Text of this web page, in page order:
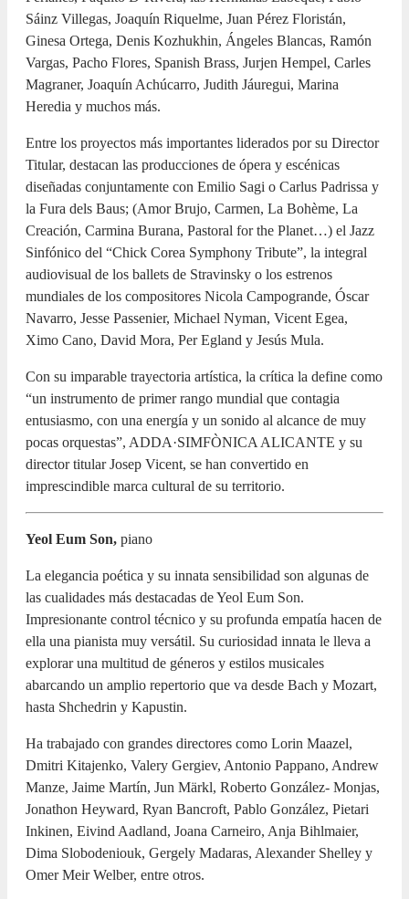
Sáinz Villegas, Joaquín Riquelme, Juan Pérez Floristán,
Ginesa Ortega, Denis Kozhukhin, Ángeles Blancas, Ramón
Vargas, Pacho Flores, Spanish Brass, Jurjen Hempel, Carles
Magraner, Joaquín Achúcarro, Judith Jáuregui, Marina
Heredia y muchos más.
Entre los proyectos más importantes liderados por su Director
Titular, destacan las producciones de ópera y escénicas
diseñadas conjuntamente con Emilio Sagi o Carlus Padrissa y
la Fura dels Baus; (Amor Brujo, Carmen, La Bohème, La
Creación, Carmina Burana, Pastoral for the Planet…) el Jazz
Sinfónico del “Chick Corea Symphony Tribute”, la integral
audiovisual de los ballets de Stravinsky o los estrenos
mundiales de los compositores Nicola Campogrande, Óscar
Navarro, Jesse Passenier, Michael Nyman, Vicent Egea,
Ximo Cano, David Mora, Per Egland y Jesús Mula.
Con su imparable trayectoria artística, la crítica la define como
“un instrumento de primer rango mundial que contagia
entusiasmo, con una energía y un sonido al alcance de muy
pocas orquestas”, ADDA·SIMFÒNICA ALICANTE y su
director titular Josep Vicent, se han convertido en
imprescindible marca cultural de su territorio.
Yeol Eum Son, piano
La elegancia poética y su innata sensibilidad son algunas de
las cualidades más destacadas de Yeol Eum Son.
Impresionante control técnico y su profunda empatía hacen de
ella una pianista muy versátil. Su curiosidad innata le lleva a
explorar una multitud de géneros y estilos musicales
abarcando un amplio repertorio que va desde Bach y Mozart,
hasta Shchedrin y Kapustin.
Ha trabajado con grandes directores como Lorin Maazel,
Dmitri Kitajenko, Valery Gergiev, Antonio Pappano, Andrew
Manze, Jaime Martín, Jun Märkl, Roberto González- Monjas,
Jonathon Heyward, Ryan Bancroft, Pablo González, Pietari
Inkinen, Eivind Aadland, Joana Carneiro, Anja Bihlmaier,
Dima Slobodeniouk, Gergely Madaras, Alexander Shelley y
Omer Meir Welber, entre otros.